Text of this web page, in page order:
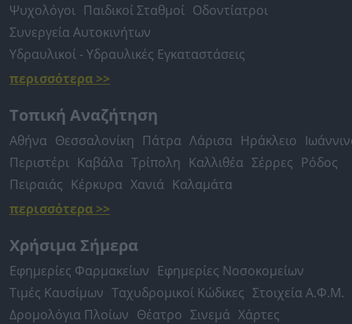
Ψυχολόγοι Παιδικοί Σταθμοί Οδοντίατροι
Συνεργεία Αυτοκινήτων
Υδραυλικοί - Υδραυλικές Εγκαταστάσεις
περισσότερα >>
Τοπική Αναζήτηση
Αθήνα Θεσσαλονίκη Πάτρα Λάρισα Ηράκλειο
Περιστέρι Καβάλα Τρίπολη Καλλιθέα Σέρρες Ρόδος
Πειραιάς Κέρκυρα Χανιά Καλαμάτα
περισσότερα >>
Χρήσιμα Σήμερα
Εφημερίες Φαρμακείων Εφημερίες Νοσοκομείων
Τιμές Καυσίμων Ταχυδρομικοί Κώδικες Στοιχεία Α.Φ.Μ.
Δρομολόγια Πλοίων Θέατρο Σινεμά Χάρτες